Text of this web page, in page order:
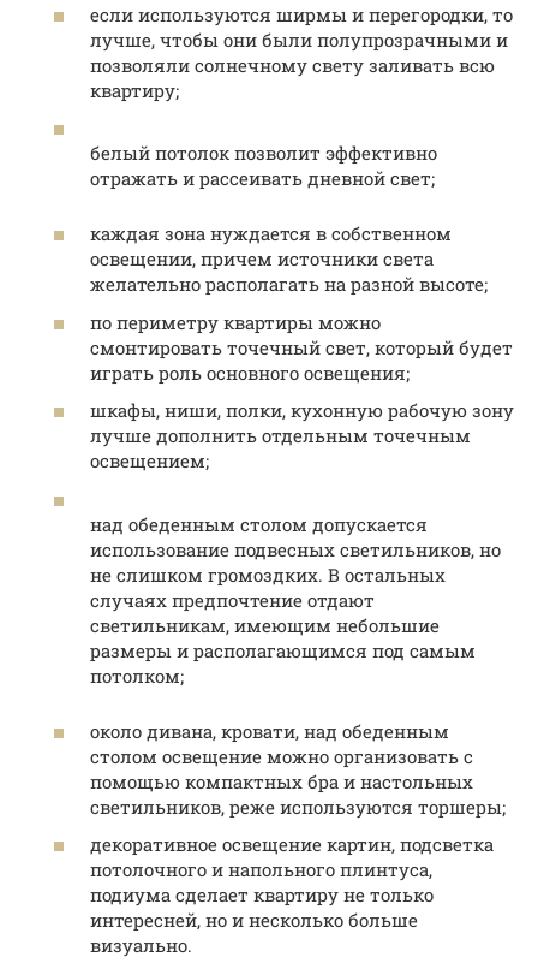
если используются ширмы и перегородки, то
лучше, чтобы они были полупрозрачными и
позволяли солнечному свету заливать всю
квартиру;
белый потолок позволит эффективно
отражать и рассеивать дневной свет;
каждая зона нуждается в собственном
освещении, причем источники света
желательно располагать на разной высоте;
по периметру квартиры можно
смонтировать точечный свет, который будет
играть роль основного освещения;
шкафы, ниши, полки, кухонную рабочую зону
лучше дополнить отдельным точечным
освещением;
над обеденным столом допускается
использование подвесных светильников, но
не слишком громоздких. В остальных
случаях предпочтение отдают
светильникам, имеющим небольшие
размеры и располагающимся под самым
потолком;
около дивана, кровати, над обеденным
столом освещение можно организовать с
помощью компактных бра и настольных
светильников, реже используются торшеры;
декоративное освещение картин, подсветка
потолочного и напольного плинтуса,
подиума сделает квартиру не только
интересней, но и несколько больше
визуально.